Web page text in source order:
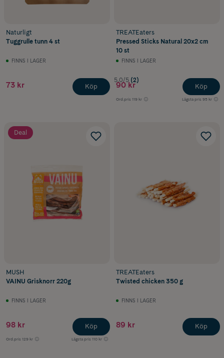
Naturligt
Tuggrulle tunn 4 st
FINNS I LAGER
73 kr Köp
TREATEaters
Pressed Sticks Natural 20x2 cm
10 st
FINNS I LAGER
5.0/5 (2)
90 kr
Ord.pris 119 kr Lägsta pris 95 kr
Köp
Deal
MUSH
VAINU Grisknorr 220g
FINNS I LAGER
98 kr
Ord.pris 129 kr Lägsta pris 110 kr
Köp
TREATEaters
Twisted chicken 350 g
FINNS I LAGER
89 kr Köp